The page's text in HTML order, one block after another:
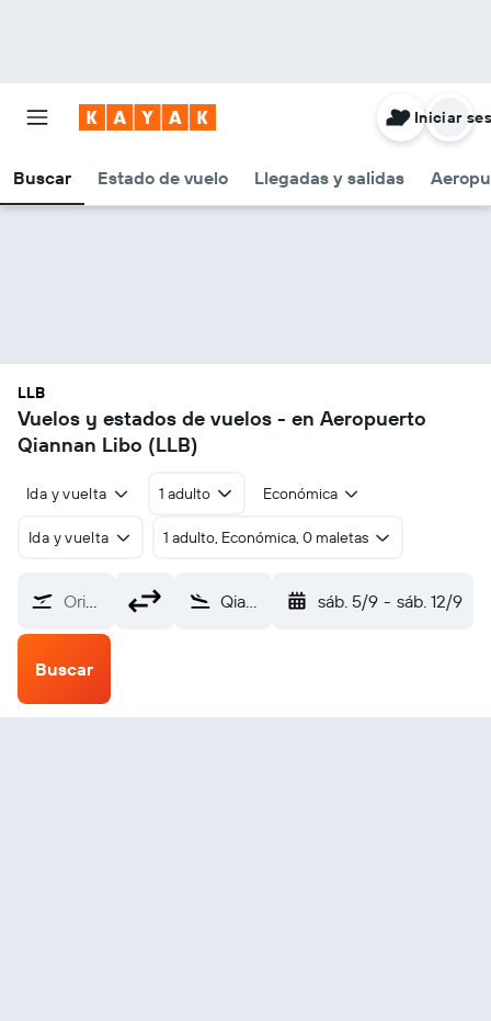
Buscar Estado de vuelo Llegadas y salidas
Iniciar
LLB
Vuelos y estados de vuelos - en Aeropuerto
Qiannan Libo (LLB)
Ida y vuelta 1 adulto Económica
Ida y vuelta 1 adulto, Económica, 0 maletas
Origen Qiannan Libo (LLB) sáb. 5/9 - sáb. 12/9
Buscar